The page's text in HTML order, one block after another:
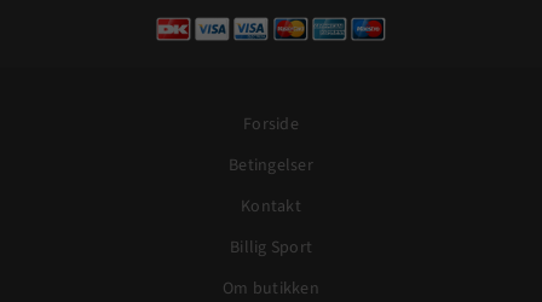
Forside
Betingelser
Kontakt
Billig Sport
Om butikken